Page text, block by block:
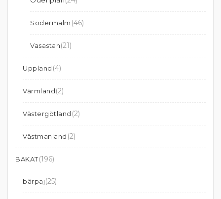
Södermalm (46)
Vasastan(21)
Uppland (4)
Värmland(2)
Västergötland (2)
Västmanland (2)
BAKAT(196)
bärpaj(25)